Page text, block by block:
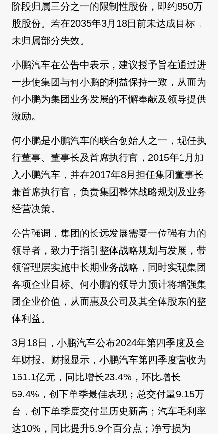
阶段归属三分之一的限制性股份，即约950万
股股份。若在2035年3月18日前未达成目标，
未归属部分失效。
小鹏汽车在公告中表示，建议授予旨在通过进
一步使集团与何小鹏的利益保持一致，从而为
何小鹏为集团业务发展的不懈奉献及领导提供
激励。
何小鹏是小鹏汽车的联合创始人之一，现任执
行董事、董事长及首席执行官，2015年1月加
入小鹏汽车，并在2017年8月担任集团董事长
兼首席执行官，负责集团整体战略规划及业务
经营决策。
公告强调，集团的长远发展需要一位强有力的
领导者，致力于指引整体战略规划与发展，带
领管理层实施中长期业务战略，同时实现集团
各项企业目标。何小鹏的领导力预计将增强集
团企业价值，从而惠及公司及其全体股东的整
体利益。
3月18日，小鹏汽车公布2024年第四季度及全
年财报。财报显示，小鹏汽车第四季度营收为
161.1亿元，同比增长23.4%，环比增长
59.4%，创下单季最佳表现；总交付量9.15万
台，创下单季度交付量历史新高；汽车毛利率
达10%，同比提升5.9个百分点；净亏损为